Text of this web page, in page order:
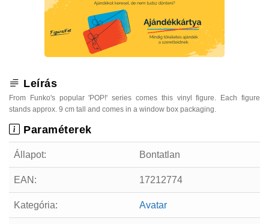
Leírás
From Funko's popular 'POP!' series comes this vinyl figure. Each figure
stands approx. 9 cm tall and comes in a window box packaging.
Paraméterek
Állapot: Bontatlan
EAN: 17212774
Kategória: Avatar